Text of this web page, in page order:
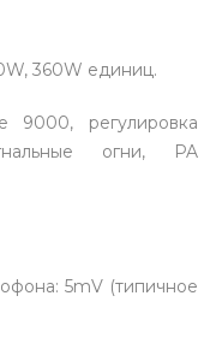
360W единиц.
9000, регулировка
огни, PA
5mV (типичное